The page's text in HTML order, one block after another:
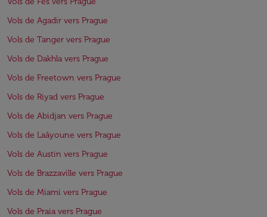
Vols de Agadir vers Prague
Vols de Tanger vers Prague
Vols de Dakhla vers Prague
Vols de Freetown vers Prague
Vols de Riyad vers Prague
Vols de Abidjan vers Prague
Vols de Laâyoune vers Prague
Vols de Austin vers Prague
Vols de Brazzaville vers Prague
Vols de Miami vers Prague
Vols de Praia vers Prague